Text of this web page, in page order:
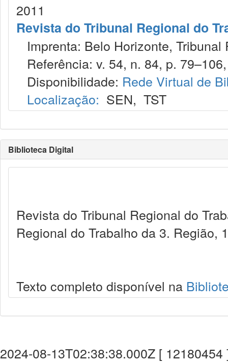
2011
Revista do Tribunal Regional do
Imprenta: Belo Horizonte,
Referência: v. 54, n. 84, p.
Disponibilidade: Rede Virtual de
Localização: SEN, TST
Biblioteca Digital
Revista do Tribunal Regional do
Regional do Trabalho da 3. Região,
Texto completo disponível na
2024-08-13T02:38:38.000Z [ 12180454